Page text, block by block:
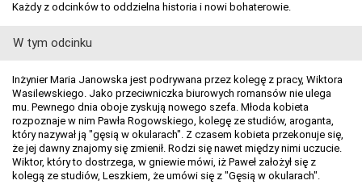
Każdy z odcinków to oddzielna historia i nowi bohaterowie.
W tym odcinku
Inżynier Maria Janowska jest podrywana przez kolegę z pracy, Wiktora
Wasilewskiego. Jako przeciwniczka biurowych romansów nie ulega
mu. Pewnego dnia oboje zyskują nowego szefa. Młoda kobieta
rozpoznaje w nim Pawła Rogowskiego, kolegę ze studiów, aroganta,
który nazywał ją "gęsią w okularach". Z czasem kobieta przekonuje się,
że jej dawny znajomy się zmienił. Rodzi się nawet między nimi uczucie.
Wiktor, który to dostrzega, w gniewie mówi, iż Paweł założył się z
kolegą ze studiów, Leszkiem, że umówi się z "Gęsią w okularach".